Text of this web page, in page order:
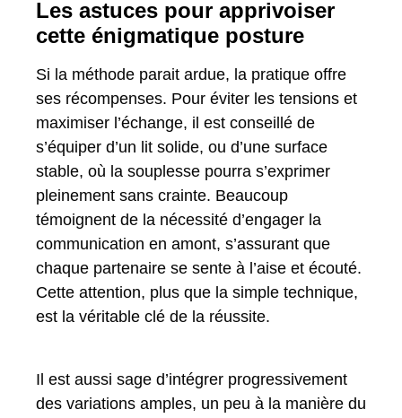
Les astuces pour apprivoiser
cette énigmatique posture
Si la méthode parait ardue, la pratique offre
ses récompenses. Pour éviter les tensions et
maximiser l’échange, il est conseillé de
s’équiper d’un lit solide, ou d’une surface
stable, où la souplesse pourra s’exprimer
pleinement sans crainte. Beaucoup
témoignent de la nécessité d’engager la
communication en amont, s’assurant que
chaque partenaire se sente à l’aise et écouté.
Cette attention, plus que la simple technique,
est la véritable clé de la réussite.
Il est aussi sage d’intégrer progressivement
des variations amples, un peu à la manière du